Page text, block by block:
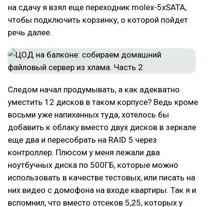
на сдачу я взял еще переходник molex-5xSATA,
чтобы подключить корзинку, о которой пойдет
речь далее.
Следом начал продумывать, а как адекватно
уместить 12 дисков в таком корпусе? Ведь кроме
восьми уже напиханных туда, хотелось бы
добавить к облаку вместо двух дисков в зеркале
еще два и пересобрать на RAID 5 через
контроллер. Плюсом у меня лежали два
ноутбучных диска по 500ГБ, которые можно
использовать в качестве тестовых, или писать на
них видео с домофона на входе квартиры. Так я и
вспомнил, что вместо отсеков 5,25, которых у